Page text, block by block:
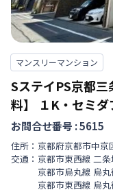
マンスリーマンション
SステイPS京都
料】
１K・セミダ
お問合せ番号 :5615
住所： 京都府京都市中京
交通： 京都市東西線 二
京都市烏丸線 烏
京都市東西線 烏